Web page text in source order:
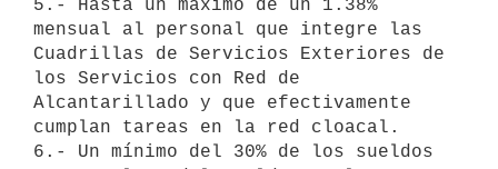
5.- Hasta un máximo de un 1.38%
mensual al personal que integre las
Cuadrillas de Servicios Exteriores de
los Servicios con Red de
Alcantarillado y que efectivamente
cumplan tareas en la red cloacal.
6.- Un mínimo del 30% de los sueldos